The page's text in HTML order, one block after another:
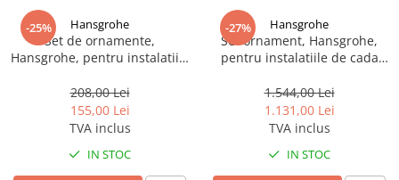
-25% Hansgrohe
Set de ornamente,
Hansgrohe, pentru instalatiile
208,00 Lei
155,00 Lei
TVA inclus
IN STOC
-27% Hansgrohe
Set ornament, Hansgrohe,
pentru instalatiile de cada
1.544,00 Lei
1.131,00 Lei
TVA inclus
IN STOC